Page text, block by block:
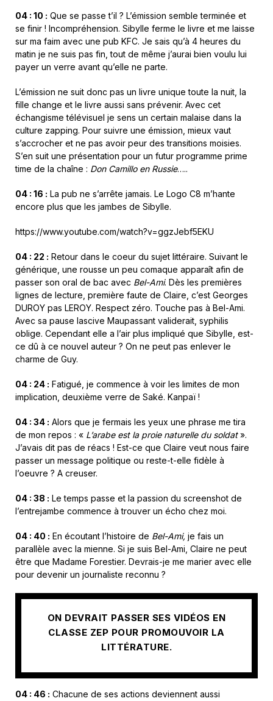
04 : 10 : Que se passe t’il ? L’émission semble terminée et
se finir ! Incompréhension. Sibylle ferme le livre et me laisse
sur ma faim avec une pub KFC. Je sais qu’à 4 heures du
matin je ne suis pas fin, tout de même j’aurai bien voulu lui
payer un verre avant qu’elle ne parte.
L’émission ne suit donc pas un livre unique toute la nuit, la
fille change et le livre aussi sans prévenir. Avec cet
échangisme télévisuel je sens un certain malaise dans la
culture zapping. Pour suivre une émission, mieux vaut
s’accrocher et ne pas avoir peur des transitions moisies.
S’en suit une présentation pour un futur programme prime
time de la chaîne : Don Camillo en Russie…..
04 : 16 : La pub ne s’arrête jamais. Le Logo C8 m’hante
encore plus que les jambes de Sibylle.
https://www.youtube.com/watch?v=ggzJebf5EKU
04 : 22 : Retour dans le coeur du sujet littéraire. Suivant le
générique, une rousse un peu comaque apparaît afin de
passer son oral de bac avec Bel-Ami. Dès les premières
lignes de lecture, première faute de Claire, c’est Georges
DUROY pas LEROY. Respect zéro. Touche pas à Bel-Ami.
Avec sa pause lascive Maupassant validerait, syphilis
oblige. Cependant elle a l’air plus impliqué que Sibylle, est-
ce dû à ce nouvel auteur ? On ne peut pas enlever le
charme de Guy.
04 : 24 : Fatigué, je commence à voir les limites de mon
implication, deuxième verre de Saké. Kanpaï !
04 : 34 : Alors que je fermais les yeux une phrase me tira
de mon repos : « L’arabe est la proie naturelle du soldat».
J’avais dit pas de réacs ! Est-ce que Claire veut nous faire
passer un message politique ou reste-t-elle fidèle à
l’oeuvre ? A creuser.
04 : 38 : Le temps passe et la passion du screenshot de
l’entrejambe commence à trouver un écho chez moi.
04 : 40 : En écoutant l’histoire de Bel-Ami, je fais un
parallèle avec la mienne. Si je suis Bel-Ami, Claire ne peut
être que Madame Forestier. Devrais-je me marier avec elle
pour devenir un journaliste reconnu ?
ON DEVRAIT PASSER SES VIDÉOS EN
CLASSE ZEP POUR PROMOUVOIR LA
LITTÉRATURE.
04 : 46 : Chacune de ses actions deviennent aussi